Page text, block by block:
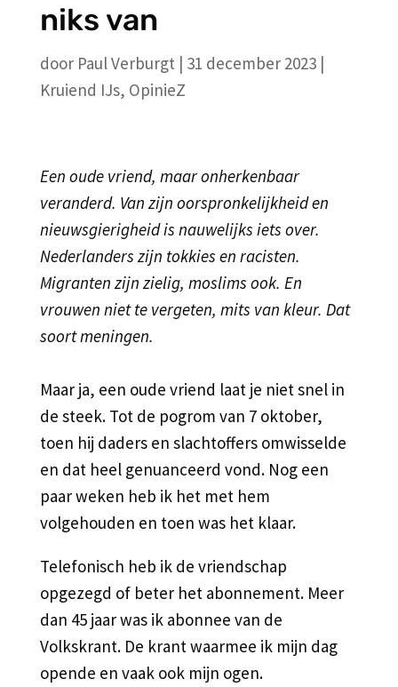
niks van
door Paul Verburgt | 31 december 2023|
Kruiend IJs, OpinieZ
Een oude vriend, maar onherkenbaar
veranderd. Van zijn oorspronkelijkheid en
nieuwsgierigheid is nauwelijks iets over.
Nederlanders zijn tokkies en racisten.
Migranten zijn zielig, moslims ook. En
vrouwen niet te vergeten, mits van kleur. Dat
soort meningen.
Maar ja, een oude vriend laat je niet snel in
de steek. Tot de pogrom van 7 oktober,
toen hij daders en slachtoffers omwisselde
en dat heel genuanceerd vond. Nog een
paar weken heb ik het met hem
volgehouden en toen was het klaar.
Telefonisch heb ik de vriendschap
opgezegd of beter het abonnement. Meer
dan 45 jaar was ik abonnee van de
Volkskrant. De krant waarmee ik mijn dag
opende en vaak ook mijn ogen.